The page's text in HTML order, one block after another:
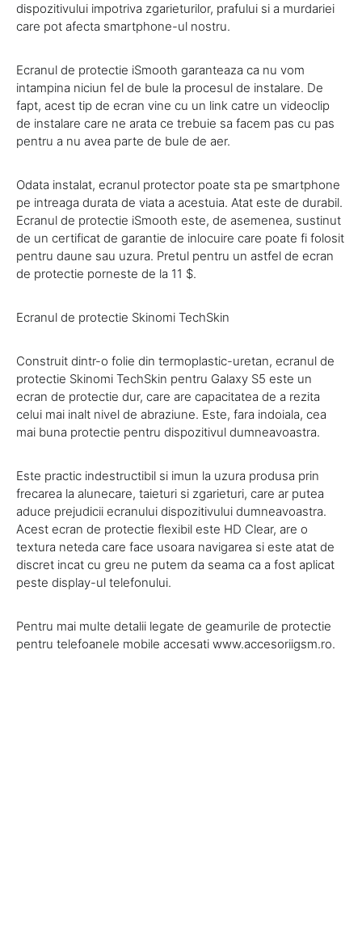
dispozitivului impotriva zgarieturilor, prafului si a murdariei
care pot afecta smartphone-ul nostru.
Ecranul de protectie iSmooth garanteaza ca nu vom
intampina niciun fel de bule la procesul de instalare. De
fapt, acest tip de ecran vine cu un link catre un videoclip
de instalare care ne arata ce trebuie sa facem pas cu pas
pentru a nu avea parte de bule de aer.
Odata instalat, ecranul protector poate sta pe smartphone
pe intreaga durata de viata a acestuia. Atat este de durabil.
Ecranul de protectie iSmooth este, de asemenea, sustinut
de un certificat de garantie de inlocuire care poate fi folosit
pentru daune sau uzura. Pretul pentru un astfel de ecran
de protectie porneste de la 11 $.
Ecranul de protectie Skinomi TechSkin
Construit dintr-o folie din termoplastic-uretan, ecranul de
protectie Skinomi TechSkin pentru Galaxy S5 este un
ecran de protectie dur, care are capacitatea de a rezita
celui mai inalt nivel de abraziune. Este, fara indoiala, cea
mai buna protectie pentru dispozitivul dumneavoastra.
Este practic indestructibil si imun la uzura produsa prin
frecarea la alunecare, taieturi si zgarieturi, care ar putea
aduce prejudicii ecranului dispozitivului dumneavoastra.
Acest ecran de protectie flexibil este HD Clear, are o
textura neteda care face usoara navigarea si este atat de
discret incat cu greu ne putem da seama ca a fost aplicat
peste display-ul telefonului.
Pentru mai multe detalii legate de geamurile de protectie
pentru telefoanele mobile accesati www.accesoriigsm.ro.